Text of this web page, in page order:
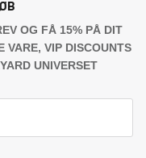
OG FÅ 15% PÅ DIT
VARE, VIP DISCOUNTS
UNIVERSET